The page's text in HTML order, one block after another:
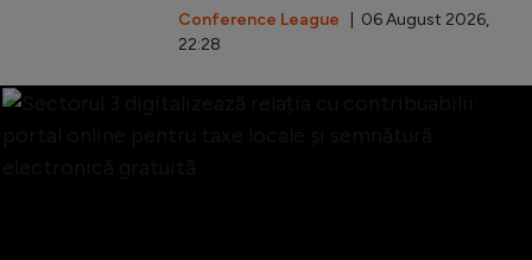
Conference League | 06 August 2026,
22:28